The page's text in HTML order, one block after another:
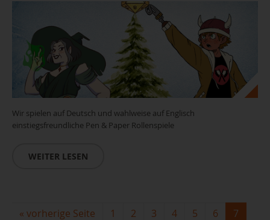
Wir spielen auf Deutsch und wahlweise auf Englisch
einstiegsfreundliche Pen & Paper Rollenspiele
WEITER LESEN
« vorherige Seite 1 2 3 4 5 6 7